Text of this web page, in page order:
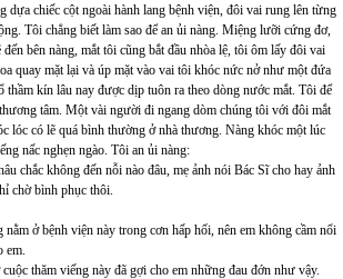
dựa chiếc cột ngoài hành lang bệnh viện, đôi vai rung lên từng
Tôi chẳng biết làm sao để an ủi nàng. Miệng lưỡi cứng đơ,
bên nàng, mắt tôi cũng bắt đầu nhòa lệ, tôi ôm lấy đôi vai
quay mặt lại và úp mặt vào vai tôi khóc nức nở như một đứa
thầm kín lâu nay được dịp tuôn ra theo dòng nước mắt. Tôi để
tâm. Một vài người đi ngang dòm chúng tôi với đôi mắt
lóc có lẽ quá bình thường ở nhà thương. Nàng khóc một lúc
nấc nghẹn ngào. Tôi an ủi nàng:
chắc không đến nỗi nào đâu, mẹ ảnh nói Bác Sĩ cho hay ảnh
chờ bình phục thôi.
nằm ở bệnh viện này trong cơn hấp hối, nên em không cầm nổi
em.
thăm viếng này đã gợi cho em những đau đớn như vậy.